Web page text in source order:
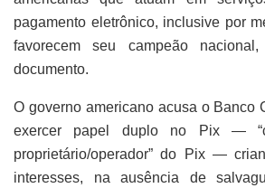
pagamento eletrônico, inclusive por
favorecem seu campeão
documento.
O governo americano acusa o Banco
exercer papel duplo no Pix —
proprietário/operador” do Pix —
interesses, na ausência de